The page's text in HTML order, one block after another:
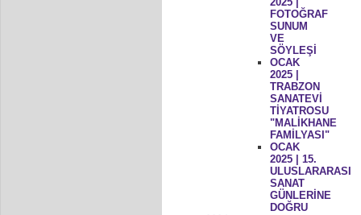
FOTOĞRAF
SUNUM
VE
SÖYLEŞİ
OCAK
2025 |
TRABZON
SANATEVİ
TİYATROSU
"MALİKHANE
FAMİLYASI"
OCAK
2025 | 15.
ULUSLARARASI
SANAT
GÜNLERİNE
DOĞRU